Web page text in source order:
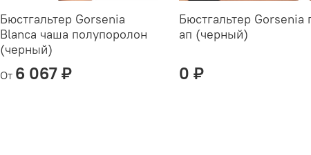
Бюстгальтер Gorsenia
Blanca чаша полупоролон
(черный)
От 6 067 ₽
Бюстгальтер Gorsenia
ап (черный)
0 ₽